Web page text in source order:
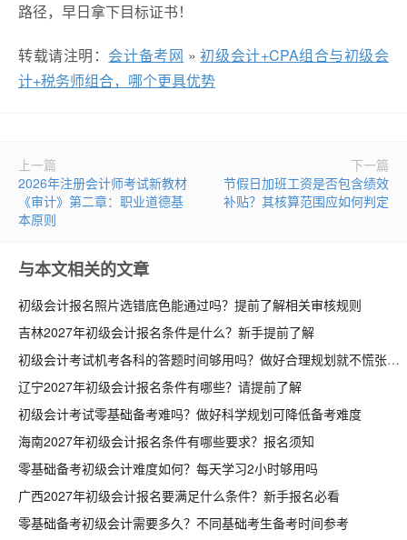
路径，早日拿下目标证书！
转载请注明： 会计备考网 »初级会计+CPA组合与初级会
计+税务师组合，哪个更具优势
上一篇
2026年注册会计师考试新教材
《审计》第二章：职业道德基
本原则
下一篇
节假日加班工资是否包含绩效
补贴？其核算范围应如何判定
与本文相关的文章
初级会计报名照片选错底色能通过吗？提前了解相关审核规则
吉林2027年初级会计报名条件是什么？新手提前了解
初级会计考试机考各科的答题时间够用吗？做好合理规划就不慌张
辽宁2027年初级会计报名条件有哪些？请提前了解
初级会计考试零基础备考难吗？做好科学规划可降低备考难度
海南2027年初级会计报名条件有哪些要求？报名须知
零基础备考初级会计难度如何？每天学习2小时够用吗
广西2027年初级会计报名要满足什么条件？新手报名必看
零基础备考初级会计需要多久？不同基础考生备考时间参考